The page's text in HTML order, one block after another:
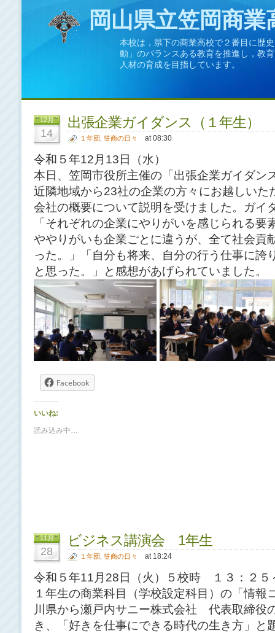
岡山県立笠岡商業
本校は，県下の商業高校で２番目に歴
動」のバランスある教育を推進し，教
人材の育成を目指しています。
12月
14
出張企業ガイダンス（１年生）
at 08:30
１年団 笠商の日々
令和５年12月13日（水）
本日、笠岡市役所主催の「出張企業ガイダン
近隣地域から23社の企業の方々にお越しいた
会社の概要について説明を受けました。ガイ
「それぞれの企業にやりがいを感じられる
ややりがいも企業ごとに違うが、全て社会貢
った。」「自分も将来、自分の行う仕事に誇
と思った。」と感想があげられていました。
Facebook
いいね:
読み込み中…
11月
28
ビジネス講演会 1年生
at 18:24
１年団 笠商の日々
令和５年11月28日（火）５校時 １３：２
１年生の商業科目（学校設定科目）の「情報
川県から瀬戸内サニー株式会社 代表取締役
き、「好きを仕事にできる時代の生き方」と